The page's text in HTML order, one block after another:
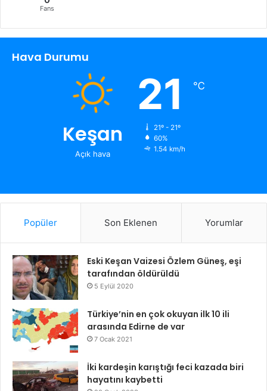
Fans
Hava Durumu
Keşan
Açık hava
21 ℃
21º - 21º
60%
1.54 km/h
Popüler Son Eklenen Yorumlar
Eski Keşan Vaizesi Özlem Güneş, eşi
tarafından öldürüldü
5 Eylül 2020
Türkiye’nin en çok okuyan ilk 10 ili
arasında Edirne de var
7 Ocak 2021
İki kardeşin karıştığı feci kazada biri
hayatını kaybetti